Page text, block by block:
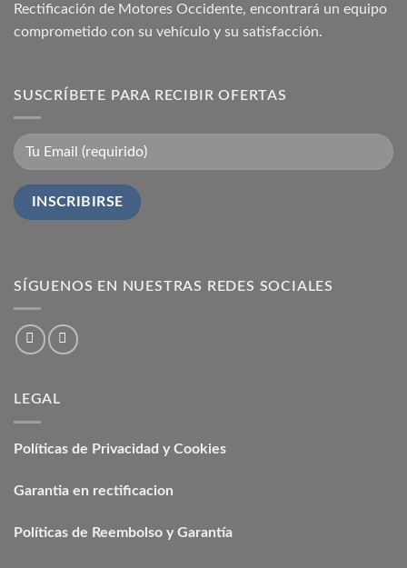
Rectificación de Motores Occidente, encontrará un equipo
comprometido con su vehículo y su satisfacción.
SUSCRÍBETE PARA RECIBIR OFERTAS
SÍGUENOS EN NUESTRAS REDES SOCIALES
LEGAL
Políticas de Privacidad y Cookies
Garantia en rectificacion
Políticas de Reembolso y Garantía